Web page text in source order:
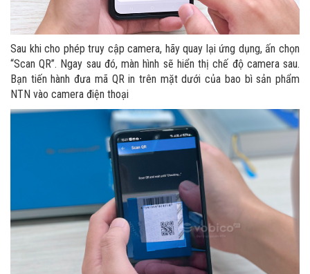
Sau khi cho phép truy cập camera, hãy quay lại ứng dụng, ấn chọn
“Scan QR”. Ngay sau đó, màn hình sẽ hiển thị chế độ camera sau.
Bạn tiến hành đưa mã QR in trên mặt dưới của bao bì sản phẩm
NTN vào camera điện thoại